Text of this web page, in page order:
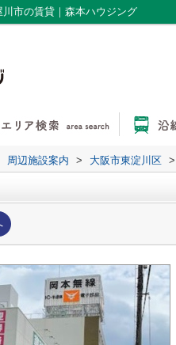
市の賃貸｜森本ハウジング
周辺施設案内 > 大阪市東淀川区 >